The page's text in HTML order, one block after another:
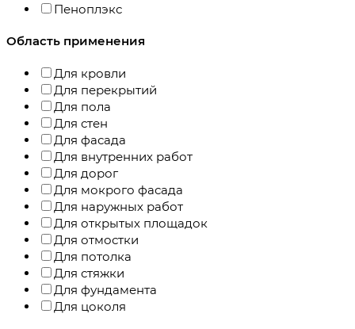
Пеноплэкс
Область применения
Для кровли
Для перекрытий
Для пола
Для стен
Для фасада
Для внутренних работ
Для дорог
Для мокрого фасада
Для наружных работ
Для открытых площадок
Для отмостки
Для потолка
Для стяжки
Для фундамента
Для цоколя